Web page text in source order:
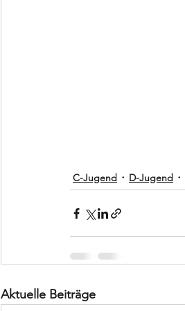
C-Jugend D-Jugend
Aktuelle Beiträge